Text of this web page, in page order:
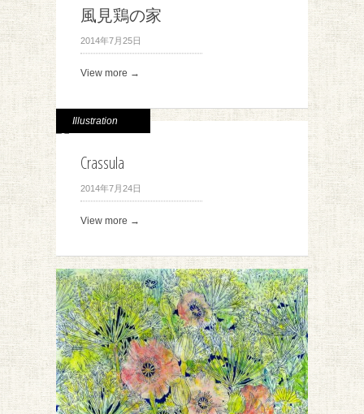
風見鶏の家
2014年7月25日
View more →
Illustration
Crassula
2014年7月24日
View more →